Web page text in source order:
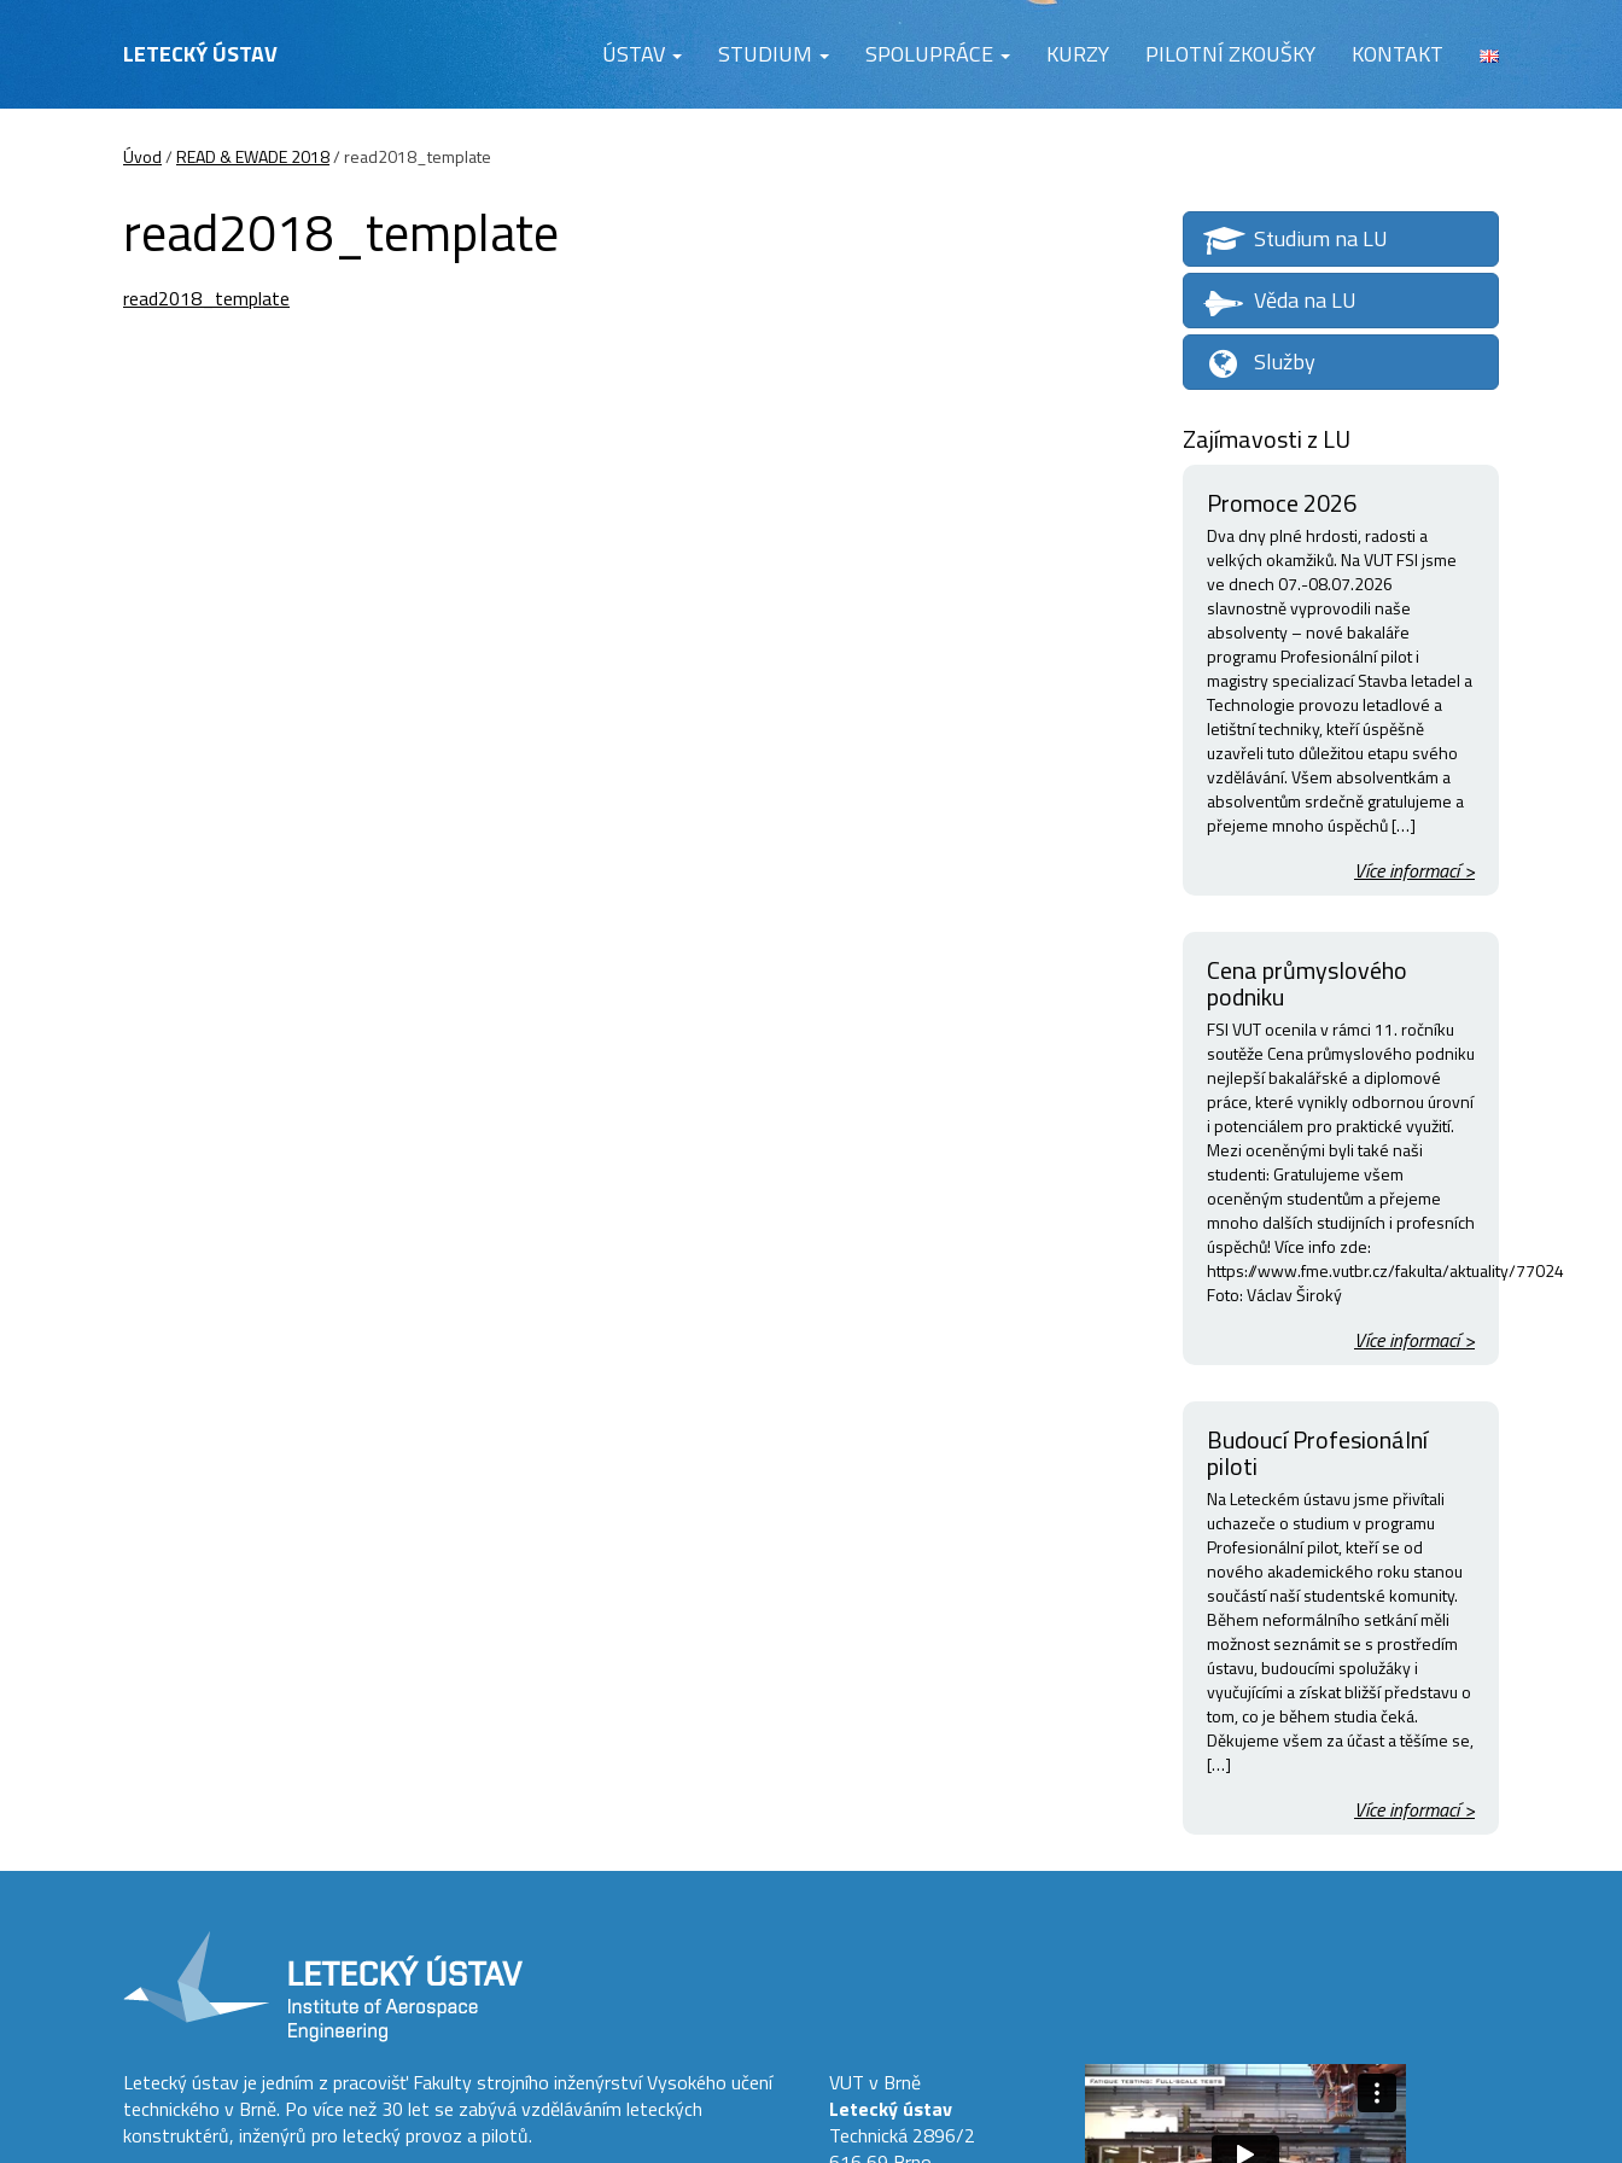
LETECKÝ ÚSTAV ÚSTAV STUDIUM SPOLUPRÁCE KURZY PILOTNÍ ZKOUŠKY KONTAKT
Úvod/READ & EWADE 2018/read2018_template
read2018_template
read2018_template
Studium na LU
Věda na LU
Služby
Zajímavosti z LU
Promoce 2026
Dva dny plné hrdosti, radosti a
velkých okamžiků. Na VUT FSI jsme
ve dnech 07.-08.07.2026
slavnostně vyprovodili naše
absolventy – nové bakaláře
programu Profesionální pilot i
magistry specializací Stavba letadel a
Technologie provozu letadlové a
letištní techniky, kteří úspěšně
uzavřeli tuto důležitou etapu svého
vzdělávání. Všem absolventkám a
absolventům srdečně gratulujeme a
přejeme mnoho úspěchů […]
Více informací >
Cena průmyslového
podniku
FSI VUT ocenila v rámci 11. ročníku
soutěže Cena průmyslového podniku
nejlepší bakalářské a diplomové
práce, které vynikly odbornou úrovní
i potenciálem pro praktické využití.
Mezi oceněnými byli také naši
studenti: Gratulujeme všem
oceněným studentům a přejeme
mnoho dalších studijních i profesních
úspěchů! Více info zde:
https://www.fme.vutbr.cz/fakulta/aktuality/77024
Foto: Václav Široký
Více informací >
Budoucí Profesionální
piloti
Na Leteckém ústavu jsme přivítali
uchazeče o studium v programu
Profesionální pilot, kteří se od
nového akademického roku stanou
součástí naší studentské komunity.
Během neformálního setkání měli
možnost seznámit se s prostředím
ústavu, budoucími spolužáky i
vyučujícími a získat bližší představu o
tom, co je během studia čeká.
Děkujeme všem za účast a těšíme se,
[…]
Více informací >
Letecký ústav je jedním z pracovišť Fakulty strojního inženýrství Vysokého učení
technického v Brně. Po více než 30 let se zabývá vzděláváním leteckých
konstruktérů, inženýrů pro letecký provoz a pilotů.
VUT v Brně
Letecký ústav
Technická 2896/2